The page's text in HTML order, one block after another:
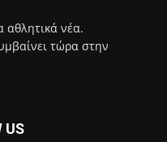
αθλητικά νέα.
τώρα στην
US